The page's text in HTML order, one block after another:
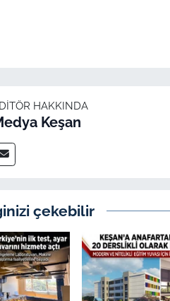
HAKKINDA
Keşan
çekebilir